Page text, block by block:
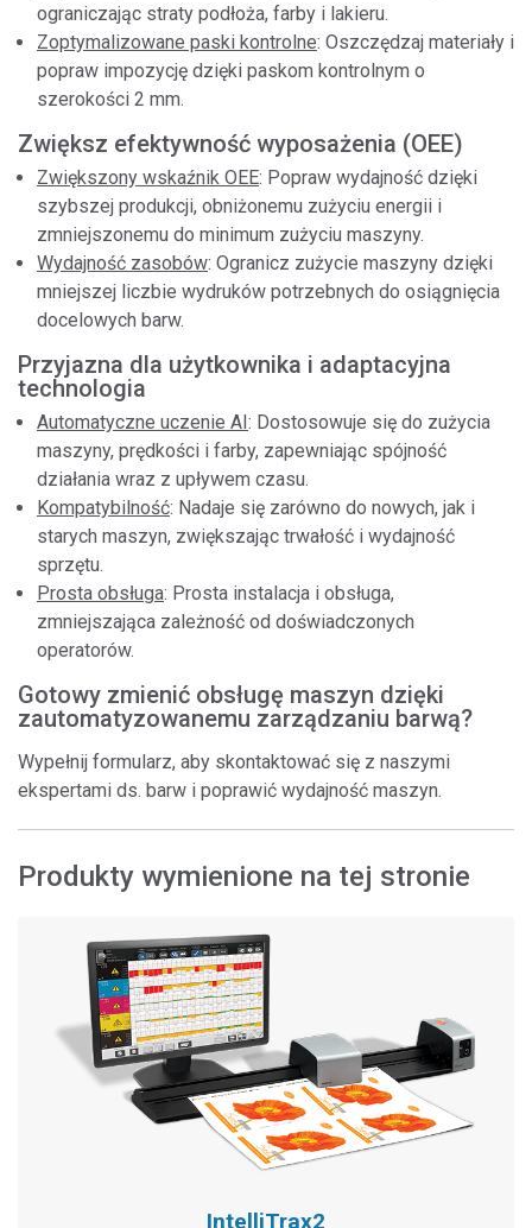
ograniczając straty podłoża, farby i lakieru.
Zoptymalizowane paski kontrolne: Oszczędzaj materiały i
popraw impozycję dzięki paskom kontrolnym o
szerokości 2 mm.
Zwiększ efektywność wyposażenia (OEE)
Zwiększony wskaźnik OEE: Popraw wydajność dzięki
szybszej produkcji, obniżonemu zużyciu energii i
zmniejszonemu do minimum zużyciu maszyny.
Wydajność zasobów: Ogranicz zużycie maszyny dzięki
mniejszej liczbie wydruków potrzebnych do osiągnięcia
docelowych barw.
Przyjazna dla użytkownika i adaptacyjna
technologia
Automatyczne uczenie AI: Dostosowuje się do zużycia
maszyny, prędkości i farby, zapewniając spójność
działania wraz z upływem czasu.
Kompatybilność: Nadaje się zarówno do nowych, jak i
starych maszyn, zwiększając trwałość i wydajność
sprzętu.
Prosta obsługa: Prosta instalacja i obsługa,
zmniejszająca zależność od doświadczonych
operatorów.
Gotowy zmienić obsługę maszyn dzięki
zautomatyzowanemu zarządzaniu barwą?
Wypełnij formularz, aby skontaktować się z naszymi
ekspertami ds. barw i poprawić wydajność maszyn.
Produkty wymienione na tej stronie
IntelliTrax2